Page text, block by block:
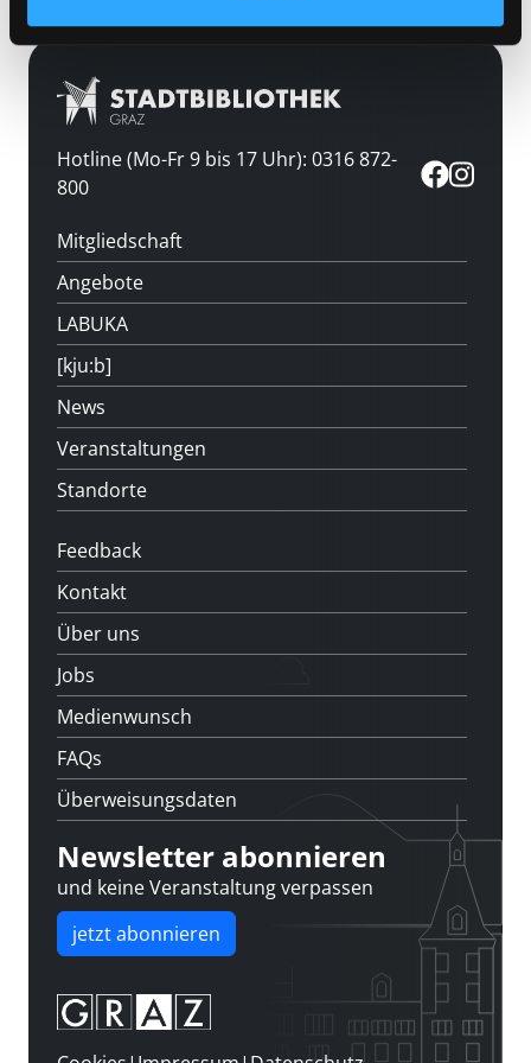
Hotline (Mo-Fr 9 bis 17 Uhr): 0316 872-
800
Mitgliedschaft
Angebote
LABUKA
[kju:b]
News
Veranstaltungen
Standorte
Feedback
Kontakt
Über uns
Jobs
Medienwunsch
FAQs
Überweisungsdaten
Newsletter abonnieren
und keine Veranstaltung verpassen
jetzt abonnieren